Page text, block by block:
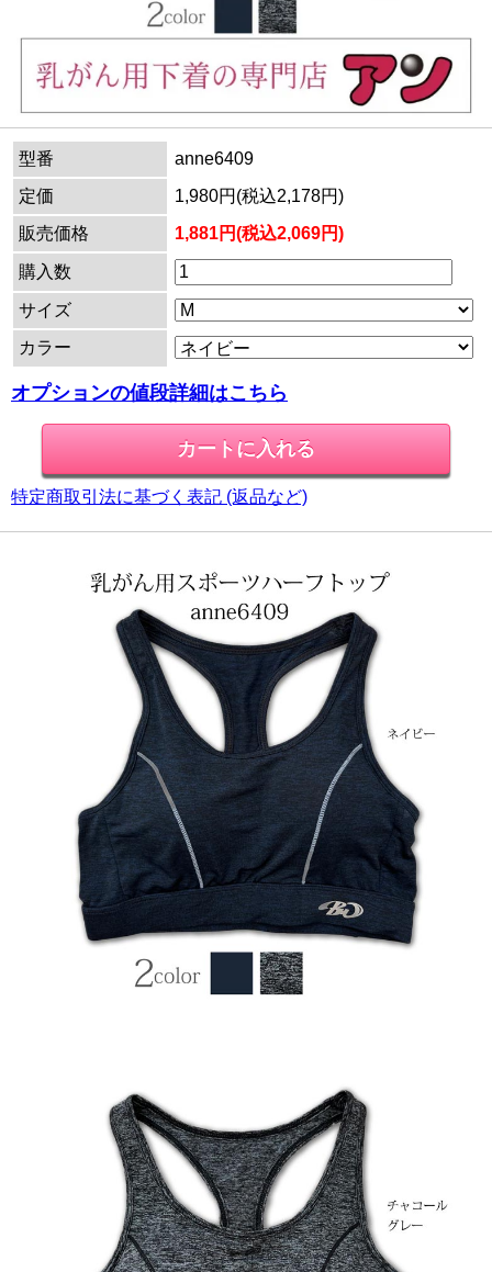
型番
anne6409
定価
1,980円(税込2,178円)
販売価格
1,881円(税込2,069円)
購入数
サイズ
カラー
オプションの値段詳細はこちら
特定商取引法に基づく表記 (返品など)